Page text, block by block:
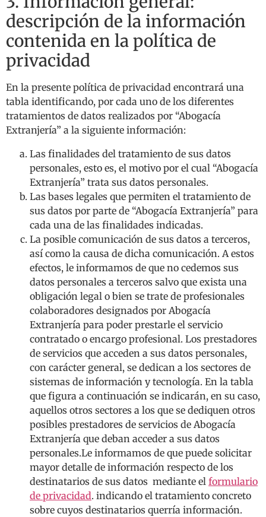
descripción de la información
contenida en la política de
privacidad
En la presente política de privacidad encontrará una
tabla identificando, por cada uno de los diferentes
tratamientos de datos realizados por “Abogacía
Extranjería” a la siguiente información:
Las finalidades del tratamiento de sus datos
personales, esto es, el motivo por el cual “Abogacía
Extranjería” trata sus datos personales.
Las bases legales que permiten el tratamiento de
sus datos por parte de “Abogacía Extranjería” para
cada una de las finalidades indicadas.
La posible comunicación de sus datos a terceros,
así como la causa de dicha comunicación. A estos
efectos, le informamos de que no cedemos sus
datos personales a terceros salvo que exista una
obligación legal o bien se trate de profesionales
colaboradores designados por Abogacía
Extranjería para poder prestarle el servicio
contratado o encargo profesional. Los prestadores
de servicios que acceden a sus datos personales,
con carácter general, se dedican a los sectores de
sistemas de información y tecnología. En la tabla
que figura a continuación se indicarán, en su caso,
aquellos otros sectores a los que se dediquen otros
posibles prestadores de servicios de Abogacía
Extranjería que deban acceder a sus datos
personales.Le informamos de que puede solicitar
mayor detalle de información respecto de los
destinatarios de sus datos mediante el formulario
de privacidad. indicando el tratamiento concreto
sobre cuyos destinatarios querría información.